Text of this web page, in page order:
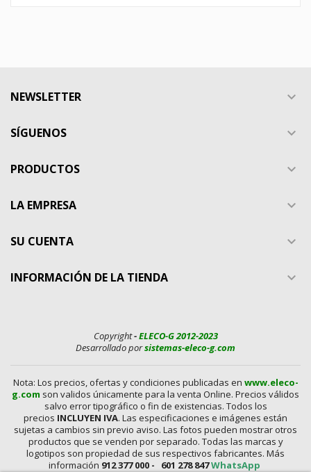
NEWSLETTER 
SÍGUENOS 
PRODUCTOS 
LA EMPRESA 
SU CUENTA 
INFORMACIÓN DE LA TIENDA 
Copyright-ELECO-G 2012-2023
Desarrollado porsistemas-eleco-g.com
Nota: Los precios, ofertas y condiciones publicadas en www.eleco-
g.com son validos únicamente para la venta Online. Precios válidos
salvo error tipográfico o fin de existencias. Todos los
precios INCLUYEN IVA. Las especificaciones e imágenes están
sujetas a cambios sin previo aviso. Las fotos pueden mostrar otros
productos que se venden por separado. Todas las marcas y
logotipos son propiedad de sus respectivos fabricantes. Más
información 912 377 000 - 601 278 847WhatsApp